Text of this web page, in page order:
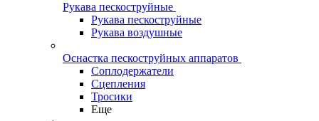
Рукава пескоструйные
Рукава пескоструйные
Рукава воздушные
Оснастка пескоструйных аппаратов
Соплодержатели
Сцепления
Тросики
Еще